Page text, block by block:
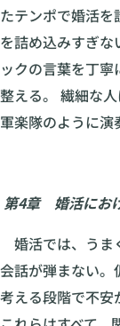
たテンポで婚活を
を詰め込みすぎ
ックの言葉を丁
整える。 繊細な
軍楽隊のように演
第4章 婚活にお
婚活では、うま
会話が弾まない。
考える段階で不安